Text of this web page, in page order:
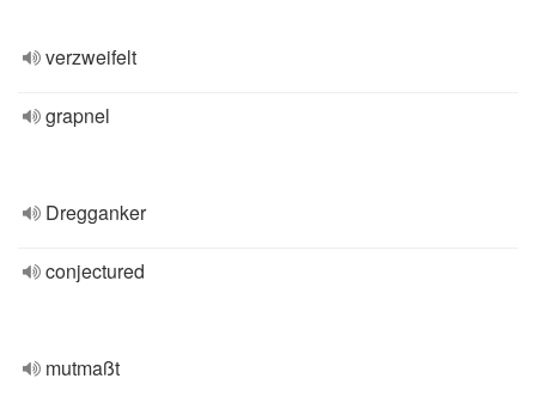
verzweifelt
grapnel
Dregganker
conjectured
mutmaßt